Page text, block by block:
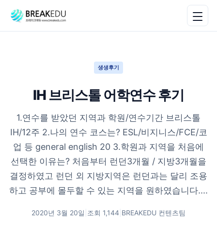
생생후기
IH 브리스톨 어학연수 후기
1.연수를 받았던 지역과 학원/연수기간 브리스톨
IH/12주 2.나의 연수 코스는? ESL/비지니스/FCE/코
업 등 general english 20 3.학원과 지역을 처음에
선택한 이유는? 처음부터 런던3개월 / 지방3개월을
결정하였고 런던 외 지방지역은 런던과는 달리 조용
하고 공부에 몰두할 수 있는 지역을 원하였습니다....
2020년 3월 20일 조회 1,144 BREAKEDU 컨텐츠팀